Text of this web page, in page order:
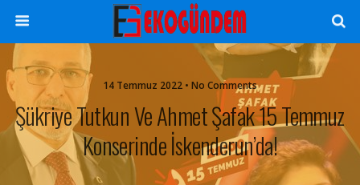
14 Temmuz 2022 • No Comments
Şükriye Tutkun Ve Ahmet Şafak 15 Temmuz
Konserinde İskenderun’da!